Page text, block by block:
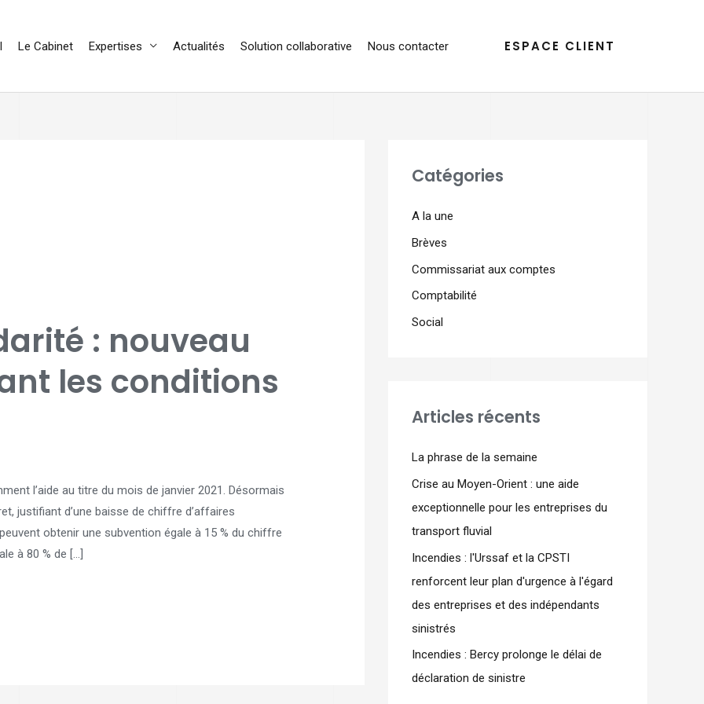
Le Cabinet Expertises Actualités Solution collaborative Nous contacter ESPACE CLIENT
: nouveau
les conditions
l’aide au titre du mois de janvier 2021. Désormais
justifiant d’une baisse de chiffre d’affaires
obtenir une subvention égale à 15 % du chiffre
à 80 % de […]
Catégories
A la une
Brèves
Commissariat aux comptes
Comptabilité
Social
Articles récents
La phrase de la semaine
Crise au Moyen-Orient : une aide
exceptionnelle pour les entreprises du
transport fluvial
Incendies : l'Urssaf et la CPSTI
renforcent leur plan d'urgence à l'égard
des entreprises et des indépendants
sinistrés
Incendies : Bercy prolonge le délai de
déclaration de sinistre